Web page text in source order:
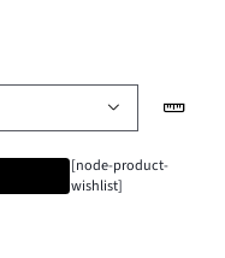
[node-product-
wishlist]